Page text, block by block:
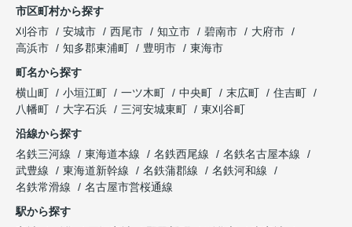
市区町村から探す
刈谷市
安城市 西尾市 知立市 碧南市
大府市
高浜市
知多郡東浦町 豊明市
東海市
町名から探す
横山町
小垣江町 一ツ木町 中央町 末広町
住吉町
八幡町
大字石浜 三河安城東町
東刈谷町
沿線から探す
名鉄三河線
東海道本線 名鉄西尾線
名鉄名古屋本線
武豊線
東海道新幹線 名鉄蒲郡線
名鉄河和線
名鉄常滑線
名古屋市営桜通線
駅から探す